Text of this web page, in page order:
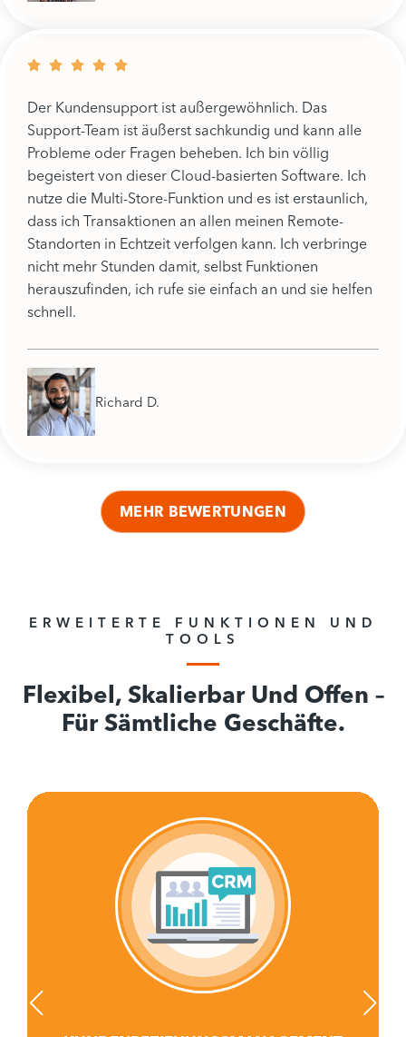
Der Kundensupport ist außergewöhnlich. Das
Support-Team ist äußerst sachkundig und kann alle
Probleme oder Fragen beheben. Ich bin völlig
begeistert von dieser Cloud-basierten Software. Ich
nutze die Multi-Store-Funktion und es ist erstaunlich,
dass ich Transaktionen an allen meinen Remote-
Standorten in Echtzeit verfolgen kann. Ich verbringe
nicht mehr Stunden damit, selbst Funktionen
herauszufinden, ich rufe sie einfach an und sie helfen
schnell.
Richard D.
MEHR BEWERTUNGEN
ERWEITERTE FUNKTIONEN UND
TOOLS
Flexibel, Skalierbar Und Offen –
Für Sämtliche Geschäfte.